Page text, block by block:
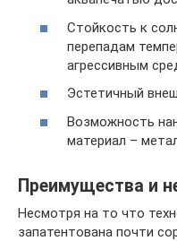
Стойкость к
перепадам
агрессивным
Эстетичный
Возможность
материал –
Преимущества и
Несмотря на то что
запатентована почти